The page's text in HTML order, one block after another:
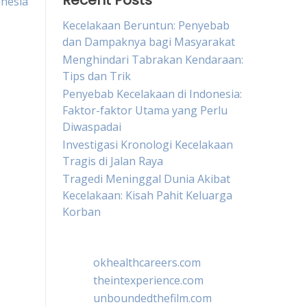
Kecelakaan Beruntun: Penyebab
dan Dampaknya bagi Masyarakat
Menghindari Tabrakan Kendaraan:
Tips dan Trik
Penyebab Kecelakaan di Indonesia:
Faktor-faktor Utama yang Perlu
Diwaspadai
Investigasi Kronologi Kecelakaan
Tragis di Jalan Raya
Tragedi Meninggal Dunia Akibat
Kecelakaan: Kisah Pahit Keluarga
Korban
okhealthcareers.com
theintexperience.com
unboundedthefilm.com